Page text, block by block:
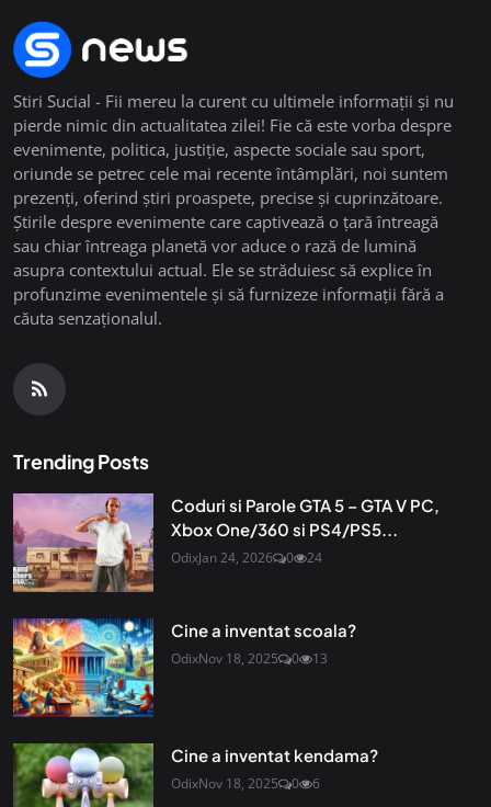
Stiri Sucial - Fii mereu la curent cu ultimele informații și nu
pierde nimic din actualitatea zilei! Fie că este vorba despre
evenimente, politica, justiție, aspecte sociale sau sport,
oriunde se petrec cele mai recente întâmplări, noi suntem
prezenți, oferind știri proaspete, precise și cuprinzătoare.
Știrile despre evenimente care captivează o țară întreagă
sau chiar întreaga planetă vor aduce o rază de lumină
asupra contextului actual. Ele se străduiesc să explice în
profunzime evenimentele și să furnizeze informații fără a
căuta senzaționalul.
Trending Posts
Coduri si Parole GTA 5 – GTA V PC,
Xbox One/360 si PS4/PS5...
OdixJan 24, 2026 0 24
Cine a inventat scoala?
OdixNov 18, 2025 0 13
Cine a inventat kendama?
OdixNov 18, 2025 0 6